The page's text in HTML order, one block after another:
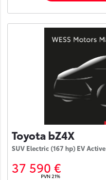
Toyota bZ4X
SUV Electric (167 hp) EV Active
37 590 €
PVN 21%